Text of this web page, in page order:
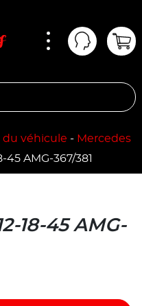
Mon
du véhicule - Mercedes
45 AMG-367/381
18-45 AMG-